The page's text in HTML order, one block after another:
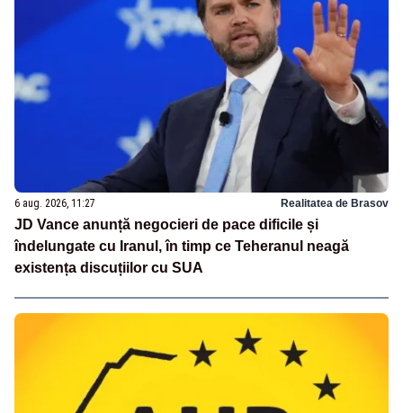
6 aug. 2026, 11:27 Realitatea de Brasov
JD Vance anunță negocieri de pace dificile și
îndelungate cu Iranul, în timp ce Teheranul neagă
existența discuțiilor cu SUA